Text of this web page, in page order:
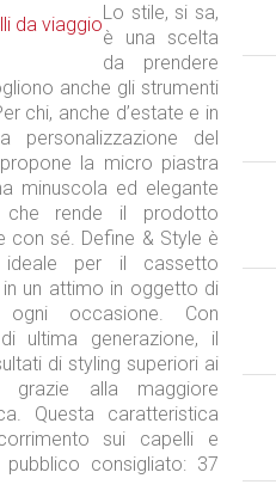
Lo stile, si sa,
è una scelta
da prendere
anche gli strumenti
chi, anche d’estate e in
personalizzazione del
la micro piastra
minuscola ed elegante
che rende il prodotto
sé. Define & Style è
ideale per il cassetto
un attimo in oggetto di
occasione. Con
ultima generazione, il
di styling superiori ai
grazie alla maggiore
Questa caratteristica
sui capelli e
consigliato: 37